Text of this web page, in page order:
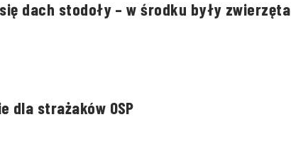
dach stodoły – w środku były zwierzęta
dla strażaków OSP